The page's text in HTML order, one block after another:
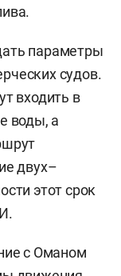
параметры
судов.
входить в
воды, а
двух–
этот срок
с Оманом